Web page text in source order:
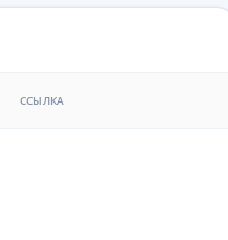
ССЫЛКА